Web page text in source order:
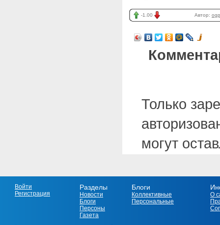
-1.00 Автор:
Только
могут
Войти
Регистрация
Разделы
Новости
Блоги
Персоны
Газета
Блоги
Коллективные
Персональные
О